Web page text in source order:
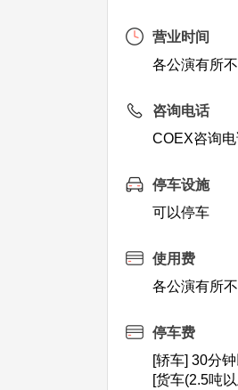
营业时间
各公演有所
咨询电话
COEX咨询
停车设施
可以停车
使用费
各公演有所
停车费
[轿车] 30分
[货车(2.5吨